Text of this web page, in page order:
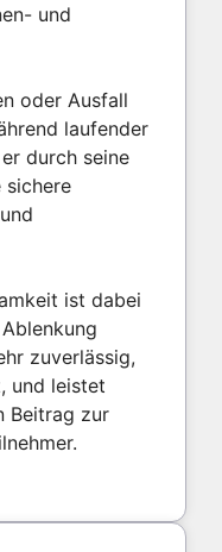
und
oder Ausfall
laufender
durch seine
sichere
ist dabei
zuverlässig,
und leistet
Beitrag zur